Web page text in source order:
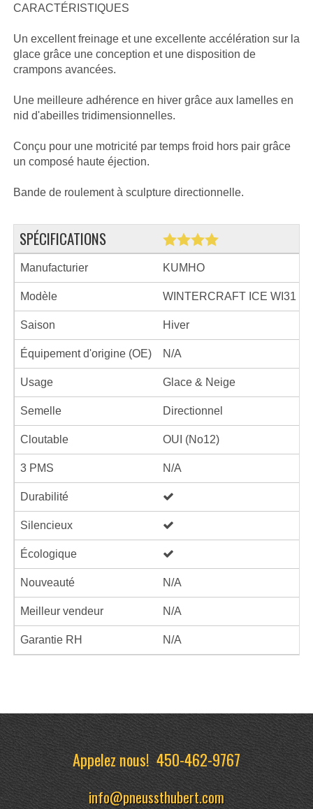
CARACTÉRISTIQUES
Un excellent freinage et une excellente accélération sur la
glace grâce une conception et une disposition de
crampons avancées.
Une meilleure adhérence en hiver grâce aux lamelles en
nid d'abeilles tridimensionnelles.
Conçu pour une motricité par temps froid hors pair grâce
un composé haute éjection.
Bande de roulement à sculpture directionnelle.
SPÉCIFICATIONS
Manufacturier KUMHO
Modèle WINTERCRAFT ICE WI31
Saison Hiver
Équipement d'origine (OE) N/A
Usage Glace & Neige
Semelle Directionnel
Cloutable OUI (No12)
3 PMS N/A
Durabilité
Silencieux
Écologique
Nouveauté N/A
Meilleur vendeur N/A
Garantie RH N/A
Appelez nous!450-462-9767
info@pneussthubert.com